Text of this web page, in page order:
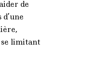
de
limitant